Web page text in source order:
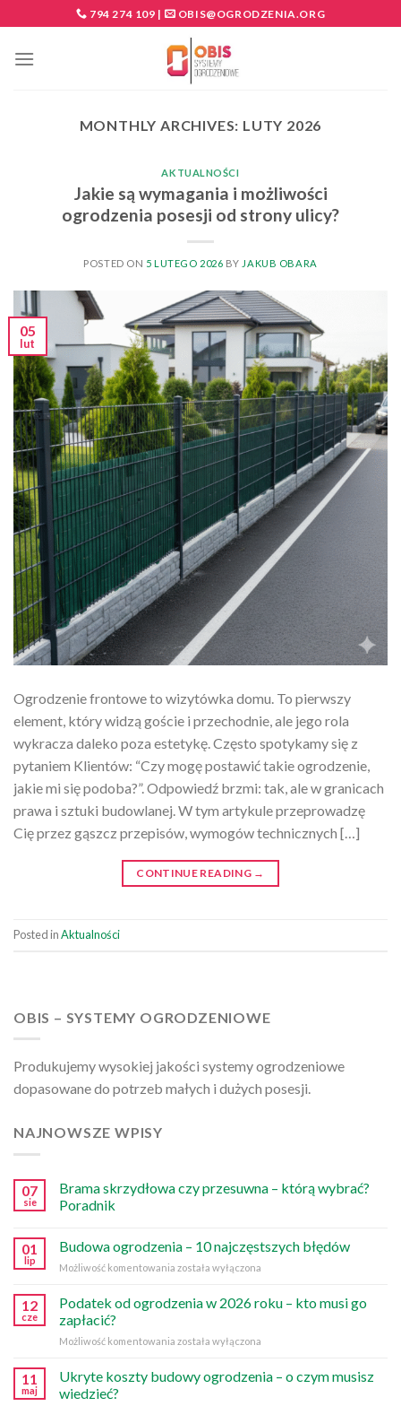
to
content
794 274 109 | OBIS@OGRODZENIA.ORG
MONTHLY ARCHIVES: LUTY 2026
AKTUALNOŚCI
Jakie są wymagania i możliwości
ogrodzenia posesji od strony ulicy?
POSTED ON 5 LUTEGO 2026 BY JAKUB OBARA
05
lut
Ogrodzenie frontowe to wizytówka domu. To pierwszy
element, który widzą goście i przechodnie, ale jego rola
wykracza daleko poza estetykę. Często spotykamy się z
pytaniem Klientów: “Czy mogę postawić takie ogrodzenie,
jakie mi się podoba?”. Odpowiedź brzmi: tak, ale w granicach
prawa i sztuki budowlanej. W tym artykule przeprowadzę
Cię przez gąszcz przepisów, wymogów technicznych […]
CONTINUE READING →
Posted inAktualności
OBIS – SYSTEMY OGRODZENIOWE
Produkujemy wysokiej jakości systemy ogrodzeniowe
dopasowane do potrzeb małych i dużych posesji.
NAJNOWSZE WPISY
07
sie
Brama skrzydłowa czy przesuwna – którą wybrać?
Poradnik
01
lip
Budowa ogrodzenia – 10 najczęstszych błędów
Możliwość komentowania Budowa
10
błędów
została wyłączona
12
cze
Podatek od ogrodzenia w 2026 roku – kto musi go
zapłacić?
Możliwość komentowania Podatek
w
została wyłączona
11
maj
Ukryte koszty budowy ogrodzenia – o czym musisz
wiedzieć?